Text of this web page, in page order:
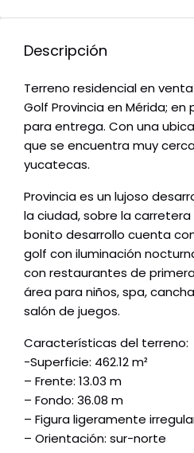
Descripción
Terreno residencial en
Golf Provincia en Mérida;
para entrega. Con una
que se encuentra muy
yucatecas.
Provincia es un lujoso
la ciudad, sobre la carretera
bonito desarrollo cuenta
golf con iluminación
con restaurantes de
área para niños, spa,
salón de juegos.
Características del terreno:
-Superficie: 462.12 m²
– Frente: 13.03 m
– Fondo: 36.08 m
– Figura ligeramente
– Orientación: sur-norte